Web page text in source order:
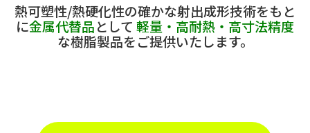
熱可塑性/熱硬化性の確かな射出成形技術をもと
に金属代替品として 軽量・高耐熱・高寸法精度
な樹脂製品をご提供いたします。